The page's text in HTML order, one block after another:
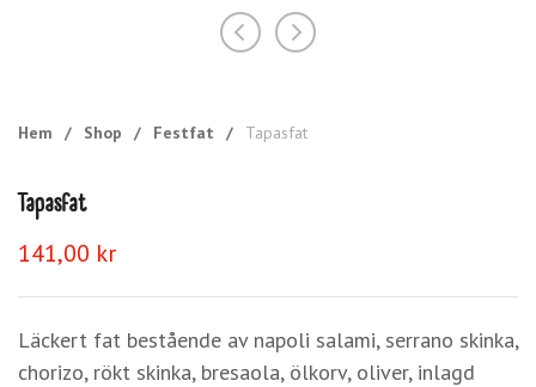
Hem / Shop / Festfat / Tapasfat
Tapasfat
141,00 kr
Läckert fat bestående av napoli salami, serrano skinka,
chorizo, rökt skinka, bresaola, ölkorv, oliver, inlagd